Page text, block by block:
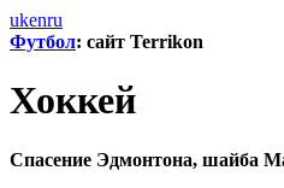
ukenru
Футбол: сайт Terrikon
Хоккей
Спасение Эдмонтона, шайба